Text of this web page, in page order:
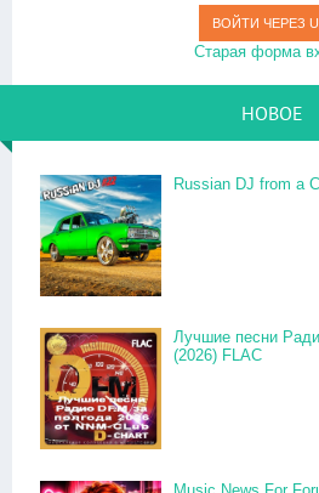
ВОЙТИ ЧЕРЕЗ
Старая форма
НОВОЕ
Russian DJ from a
Лучшие песни
(2026) FLAC